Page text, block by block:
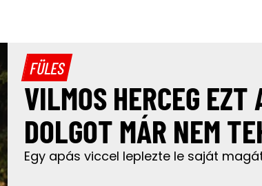
FÜLES
VILMOS HERCEG EZT
DOLGOT MÁR NEM
Egy apás viccel leplezte le saját